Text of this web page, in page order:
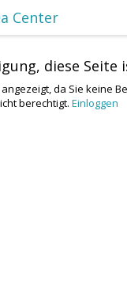
Center
diese Seite
da Sie keine
berechtigt. Einloggen